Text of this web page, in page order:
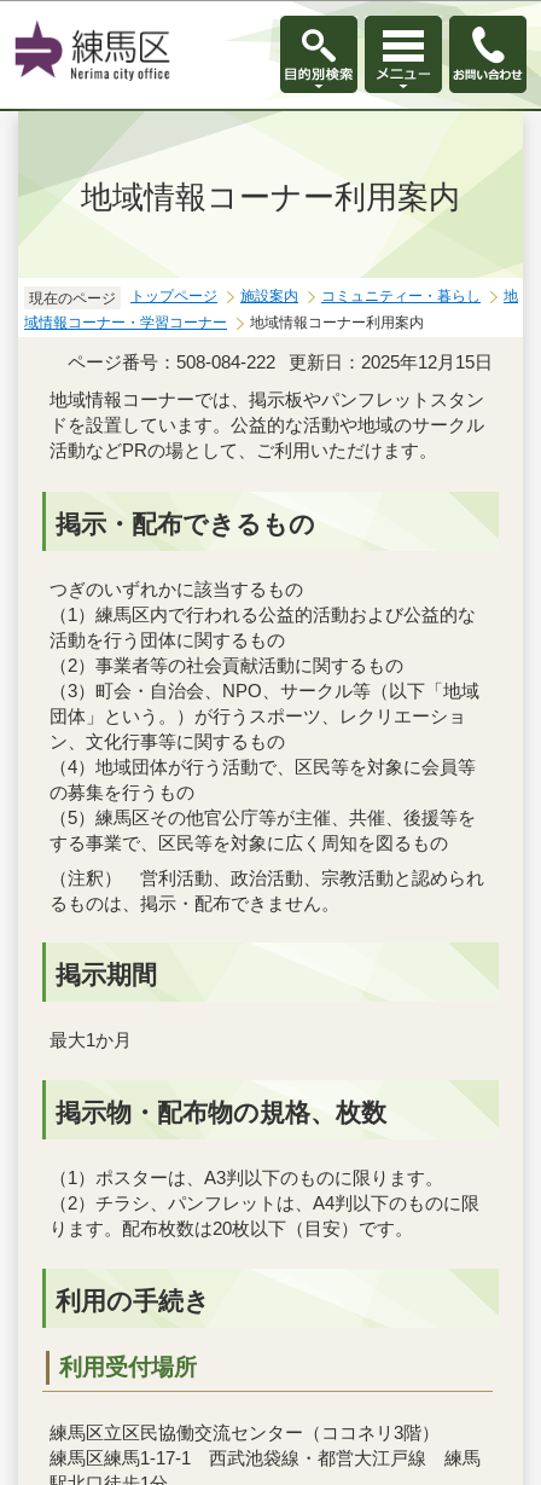
このページの本文へ移動
地域情報コーナー利用案内
現在のページ トップページ 施設案内 コミュニティー・暮らし
地
域情報コーナー・学習コーナー
地域情報コーナー利用案内
ページ番号：508-084-222
更新日：2025年12月15日
地域情報コーナーでは、掲示板やパンフレットスタン
ドを設置しています。公益的な活動や地域のサークル
活動などPRの場として、ご利用いただけます。
掲示・配布できるもの
つぎのいずれかに該当するもの
（1）練馬区内で行われる公益的活動および公益的な
活動を行う団体に関するもの
（2）事業者等の社会貢献活動に関するもの
（3）町会・自治会、NPO、サークル等（以下「地域
団体」という。）が行うスポーツ、レクリエーショ
ン、文化行事等に関するもの
（4）地域団体が行う活動で、区民等を対象に会員等
の募集を行うもの
（5）練馬区その他官公庁等が主催、共催、後援等を
する事業で、区民等を対象に広く周知を図るもの
（注釈） 営利活動、政治活動、宗教活動と認められ
るものは、掲示・配布できません。
掲示期間
最大1か月
掲示物・配布物の規格、枚数
（1）ポスターは、A3判以下のものに限ります。
（2）チラシ、パンフレットは、A4判以下のものに限
ります。配布枚数は20枚以下（目安）です。
利用の手続き
利用受付場所
練馬区立区民協働交流センター（ココネリ3階）
練馬区練馬1-17-1 西武池袋線・都営大江戸線 練馬